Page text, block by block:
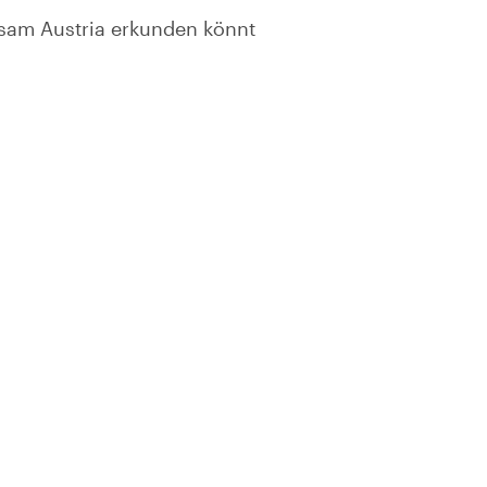
Austria erkunden könnt